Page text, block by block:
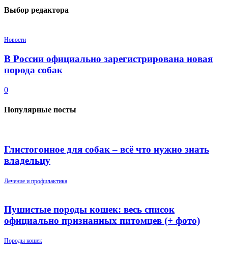
Выбор редактора
Новости
В России официально зарегистрирована новая
порода собак
0
Популярные посты
Глистогонное для собак – всё что нужно знать
владельцу
Лечение и профилактика
Пушистые породы кошек: весь список
официально признанных питомцев (+ фото)
Породы кошек